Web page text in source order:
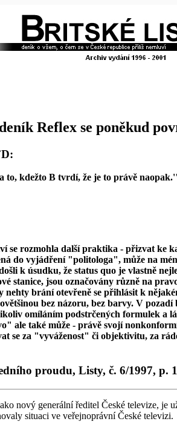
Reflex se poněkud
to, kdežto B tvrdí, že je to právě
se rozmohla další praktika - přizvat ke
do vyjádření "politologa", může na
k úsudku, že status quo je vlastně
stanice, jsou označovány různě na
brání otevřeně se přihlásit k
bez názoru, bez barvy. V
omíláním podstrčených formulek a
ale také může - právě svojí
se za "vyváženost" či objektivitu, za
proudu, Listy, č. 6/1997, p.
nový generální ředitel České televize, je
situaci ve veřejnoprávní České televizi.